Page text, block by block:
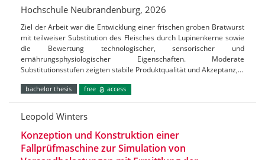
Hochschule Neubrandenburg, 2026
Ziel der Arbeit war die Entwicklung einer frischen groben Bratwurst
mit teilweiser Substitution des Fleisches durch Lupinenkerne sowie
die Bewertung technologischer, sensorischer und
ernährungsphysiologischer Eigenschaften. Moderate
Substitutionsstufen zeigten stabile Produktqualität und Akzeptanz,…
bachelor thesis free access
Leopold Winters
Konzeption und Konstruktion einer
Fallprüfmaschine zur Simulation von